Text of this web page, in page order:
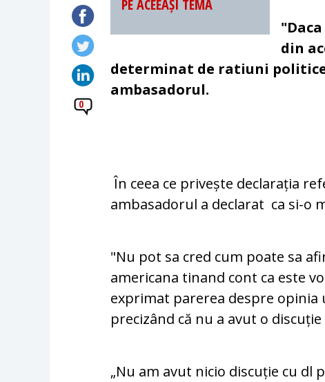
0
PE ACEEAȘI TEMĂ
din
determinat de ratiuni
ambasadorul.
În ceea ce privește declarația
ambasadorul a declarat ca si-o
"Nu pot sa cred cum poate sa
americana tinand cont ca este
exprimat parerea despre opinia
precizând că nu a avut o
„Nu am avut nicio discuție cu dl